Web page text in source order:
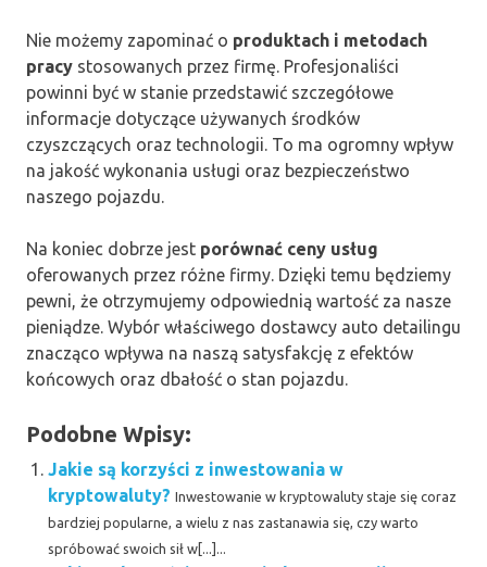
Nie możemy zapominać o produktach i metodach
pracy stosowanych przez firmę. Profesjonaliści
powinni być w stanie przedstawić szczegółowe
informacje dotyczące używanych środków
czyszczących oraz technologii. To ma ogromny wpływ
na jakość wykonania usługi oraz bezpieczeństwo
naszego pojazdu.
Na koniec dobrze jest porównać ceny usług
oferowanych przez różne firmy. Dzięki temu będziemy
pewni, że otrzymujemy odpowiednią wartość za nasze
pieniądze. Wybór właściwego dostawcy auto detailingu
znacząco wpływa na naszą satysfakcję z efektów
końcowych oraz dbałość o stan pojazdu.
Podobne Wpisy:
Jakie są korzyści z inwestowania w
kryptowaluty? Inwestowanie w kryptowaluty staje się coraz
bardziej popularne, a wielu z nas zastanawia się, czy warto
spróbować swoich sił w[...]...